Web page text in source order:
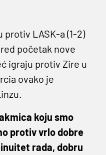
protiv LASK-a (1-2)
početak nove
igraju protiv Zire u
ovako je
koju smo
protiv vrlo dobre
rada, dobru